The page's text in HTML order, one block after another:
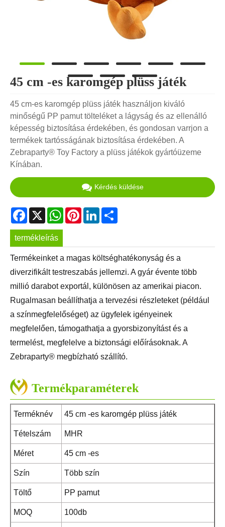
45 cm -es karomgép plüss játék
45 cm-es karomgép plüss játék használjon kiváló
minőségű PP pamut tölteléket a lágyság és az ellenálló
képesség biztosítása érdekében, és gondosan varrjon a
termékek tartósságának biztosítása érdekében. A
Zebraparty® Toy Factory a plüss játékok gyártóüzeme
Kínában.
Kérdés küldése
Facebook
X WhatsApp
PinterestLinkedIn
termékleírás
Termékeinket a magas költséghatékonyság és a
diverzifikált testreszabás jellemzi. A gyár évente több
millió darabot exportál, különösen az amerikai piacon.
Rugalmasan beállíthatja a tervezési részleteket (például
a színmegfelelőséget) az ügyfelek igényeinek
megfelelően, támogathatja a gyorsbizonyítást és a
termelést, megfelelve a biztonsági előírásoknak. A
Zebraparty® megbízható szállító.
Termékparaméterek
Terméknév 45 cm -es karomgép plüss játék
Tételszám MHR
Méret 45 cm -es
Szín Több szín
Töltő PP pamut
MOQ 100db